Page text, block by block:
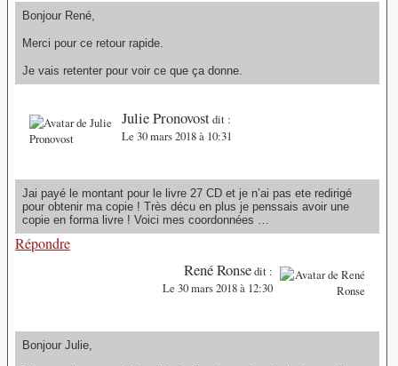
Bonjour René,
Merci pour ce retour rapide.
Je vais retenter pour voir ce que ça donne.
Julie Pronovostdit :
Le 30 mars 2018 à 10:31
Jai payé le montant pour le livre 27 CD et je n’ai pas ete redirigé
pour obtenir ma copie ! Très décu en plus je penssais avoir une
copie en forma livre ! Voici mes coordonnées …
Répondre
René Ronsedit :
Le 30 mars 2018 à 12:30
Bonjour Julie,